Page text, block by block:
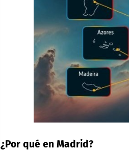
¿Por qué en Madrid?